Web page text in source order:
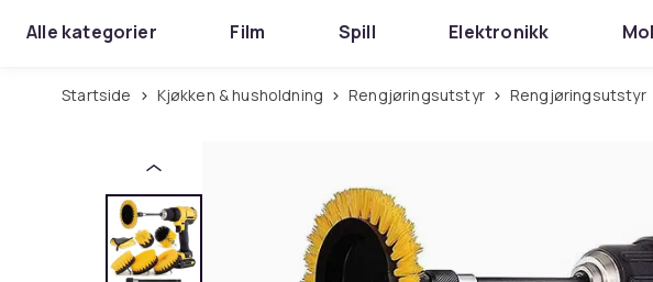
Alle kategorier Film Spill Elektronikk
Startside Kjøkken & husholdning Rengjøringsutstyr Rengjøringsutstyr